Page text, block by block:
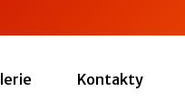
Kontakty